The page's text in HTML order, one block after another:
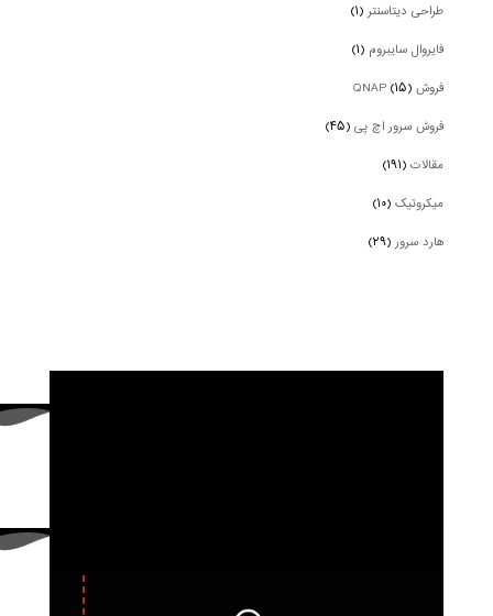
طراحی دیتاسنتر(۱)
فایروال سایبروم (۱)
فروش QNAP (۱۵)
فروش سرور اچ پی(۴۵)
مقالات(۱۹۱)
میکروتیک(۱۰)
هارد سرور(۲۹)